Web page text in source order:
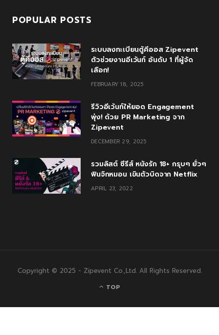
POPULAR POSTS
ระบบลงทะเบียนตู้คีออส Zipevent
ตัวช่วยงานอีเว้นท์ อันดับ 1 ที่ผู้จัด
เลือก!
FEBRUARY 18, 2025
รีวิวอีเว้นท์ให้ยอด Engagement
พุ่ง! ด้วย PR Marketing จาก
Zipevent
DECEMBER 29, 2025
รวมลิสต์ ซีรีส์ หนังรัก 18+ กรุบๆ ยั่วๆ
ฟินจิกหมอน เขินตัวบิดจาก Netflix
APRIL 23, 2022
Copyright © 2025 - Zipevent Co.,Ltd. All Rights Reserved.
TOP